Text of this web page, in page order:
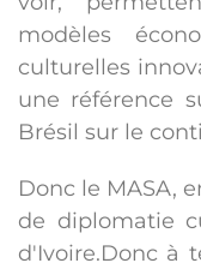
modèles
culturelles
une référence
Brésil sur le
Donc le MASA,
de diplomatie
d'Ivoire.Donc à